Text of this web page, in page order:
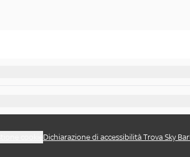
Dichiarazione di accessibilità Trova Sky Bar